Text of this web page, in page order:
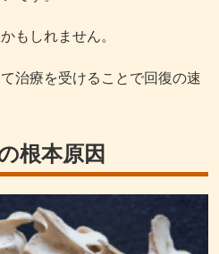
もしれません。
治療を受けることで回復の速
根本原因